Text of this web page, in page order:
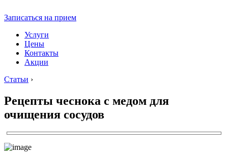
Записаться на прием
Услуги
Цены
Контакты
Акции
Статьи ›
Рецепты чеснока с медом для
очищения сосудов